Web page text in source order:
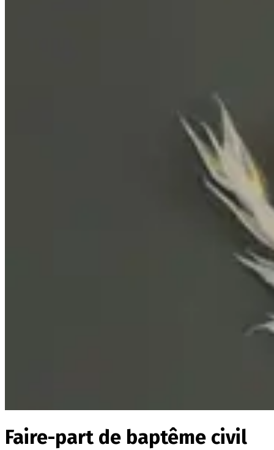
Faire-part de baptême civil